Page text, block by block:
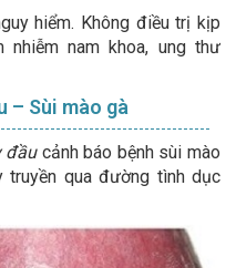
hiểm. Không điều trị kịp
nam khoa, ung thư
– Sùi mào gà
đầucảnh báo bệnh sùi mào
truyền qua đường tình dục